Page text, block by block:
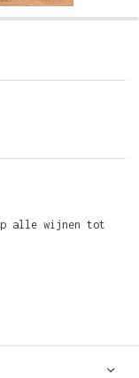
alle wijnen tot